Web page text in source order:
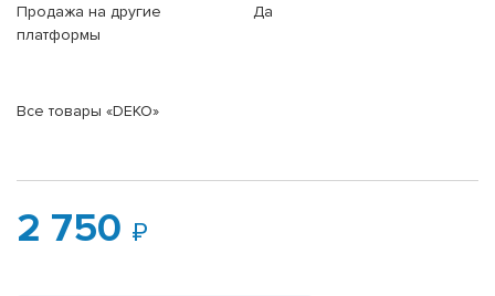
Продажа на другие
платформы
Да
Все товары «DEKO»
2 750